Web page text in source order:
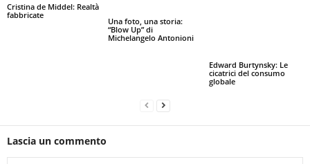
Cristina de Middel: Realtà
fabbricate
Una foto, una storia:
“Blow Up” di
Michelangelo Antonioni
Edward Burtynsky: Le
cicatrici del consumo
globale
Lascia un commento